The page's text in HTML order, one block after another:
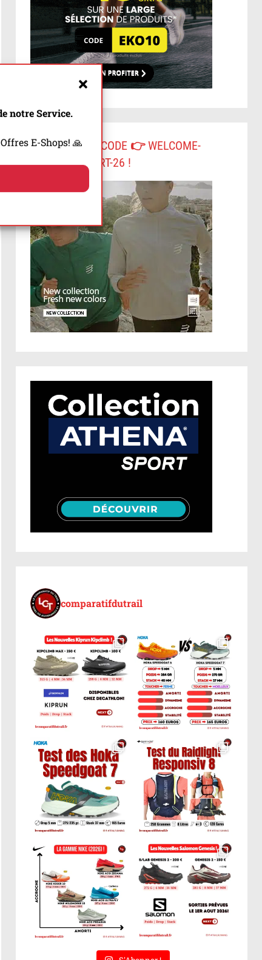
notre Service.
E-Shops! 🙏
-10% AVEC LE CODE 👉 WELCOME-
COMPRESSPORT-26 !
comparatifdutrail